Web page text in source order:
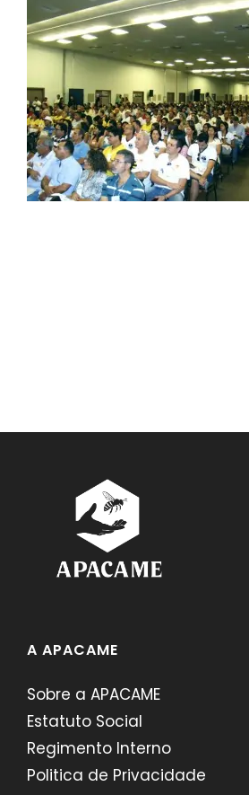
A APACAME
Sobre a APACAME
Estatuto Social
Regimento Interno
Politica de Privacidade